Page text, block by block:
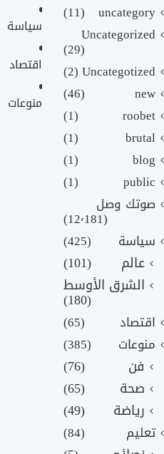
uncategory
(11)
Uncategorized
(29)
Uncategotized
(2)
new
(46)
roobet
(1)
brutal
(1)
blog
(1)
public
(1)
صوتك وصل
(12٬181)
سياسة
(425)
عالم
(101)
الشرق الأوسط
(180)
اقتصاد
(65)
منوعات
(385)
فن
(76)
صحة
(65)
رياضة
(49)
تعليم (84)
سياسة
اقتصاد
منوعات